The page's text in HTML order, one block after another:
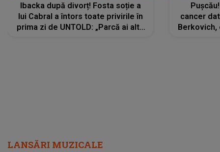
Ibacka după divorț! Fosta soție a
lui Cabral a întors toate privirile în
prima zi de UNTOLD: „Parcă ai altă
cancer
Berkovich,
LANSĂRI MUZICALE